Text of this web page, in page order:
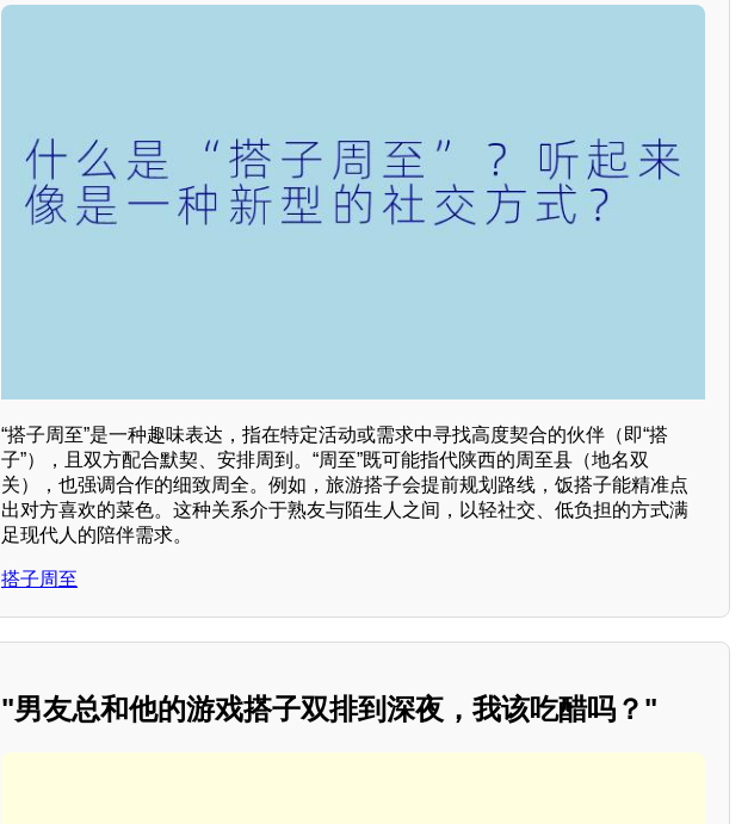
“搭子周至”是一种趣味表达，指在特定活动或需求中寻找高度契合的伙伴（即“搭
子”），且双方配合默契、安排周到。“周至”既可能指代陕西的周至县（地名双
关），也强调合作的细致周全。例如，旅游搭子会提前规划路线，饭搭子能精准点
出对方喜欢的菜色。这种关系介于熟友与陌生人之间，以轻社交、低负担的方式满
足现代人的陪伴需求。
搭子周至
"男友总和他的游戏搭子双排到深夜，我该吃醋吗？"